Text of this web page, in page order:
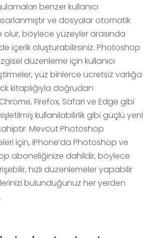
benzer kullanıcı
ve dosyalar otomatik
olur, böylece yüzeyler arasında
içerik oluşturabilirsiniz. Photoshop
düzenleme için kullanıcı
yüz binlerce ücretsiz varlığa
kitaplığıyla doğrudan
Firefox, Safari ve Edge gibi
kullanılabilirlik gibi güçlü yeni
Mevcut Photoshop
için, iPhone’da Photoshop ve
aboneliğinize dahildir, böylece
hızlı düzenlemeler yapabilir
bulunduğunuz her yerden